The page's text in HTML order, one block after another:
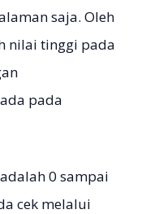
saja. Oleh
nilai tinggi pada
pada
0 sampai
cek melalui